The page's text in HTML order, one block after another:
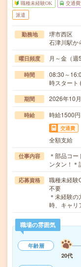
職種未経験OK 交通
派遣
勤務地
堺市西区
石津川駅か
曜日頻度 月～金（
時間
08:30～
時スタート
期間 2026年10
時給 時給1500
交通費
全額支給
仕事内容
＊部品コ
ンタン！
応募資格
職種未経験
不要
＊未経験
時、キャリ
職場の雰囲気
年齢層
20代